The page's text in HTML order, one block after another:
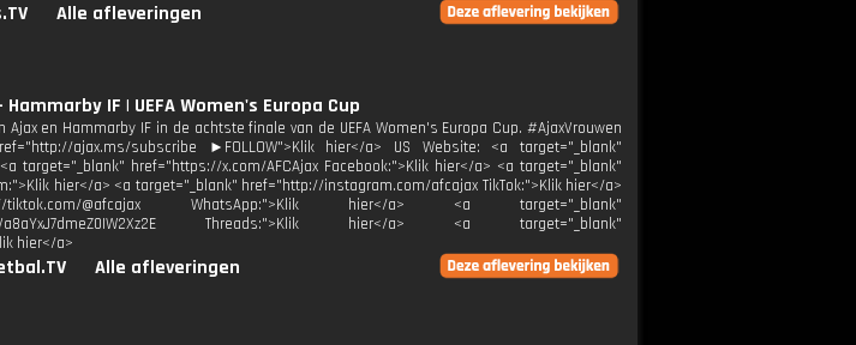
Alle afleveringen
IF | UEFA Women's Europa Cup
en Hammarby IF in de achtste finale van de UEFA Women's Europa Cup. #AjaxVrouwen
ajax.ms/subscribe ►FOLLOW">Klik hier</a> US Website: <a target="_blank"
target="_blank" href="https://x.com/AFCAjax Facebook:">Klik hier</a> <a target="_blank"
hier</a> <a target="_blank" href="http://instagram.com/afcajax TikTok:">Klik hier</a>
@afcajax WhatsApp:">Klik hier</a> <a target="_blank"
Threads:">Klik hier</a> <a target="_blank"
hier</a>
Alle afleveringen